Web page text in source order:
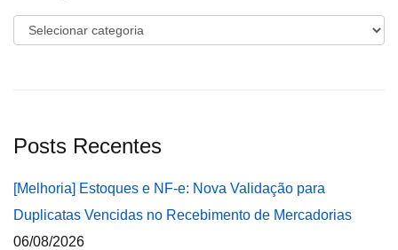
Categorias
Posts Recentes
[Melhoria] Estoques e NF-e: Nova Validação para
Duplicatas Vencidas no Recebimento de Mercadorias
06/08/2026